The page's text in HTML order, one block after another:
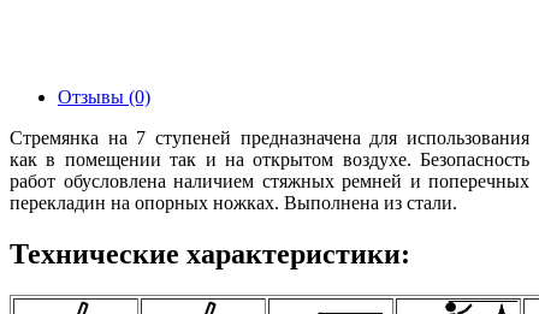
Отзывы (0)
Стремянка на 7 ступеней предназначена для использования
как в помещении так и на открытом воздухе. Безопасность
работ обусловлена наличием стяжных ремней и поперечных
перекладин на опорных ножках. Выполнена из стали.
Технические характеристики: